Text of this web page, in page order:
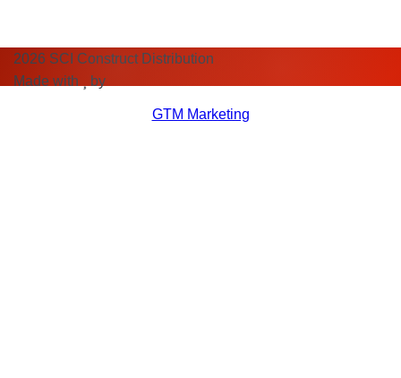
2026 SCI Construct Distribution
Made with
by
GTM Marketing